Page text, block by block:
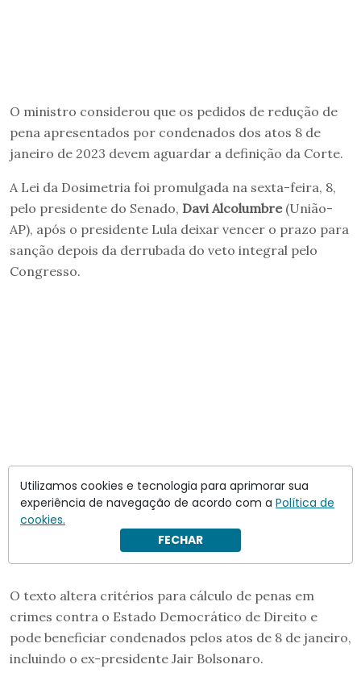
O ministro considerou que os pedidos de redução de
pena apresentados por condenados dos atos 8 de
janeiro de 2023 devem aguardar a definição da Corte.
A Lei da Dosimetria foi promulgada na sexta-feira, 8,
pelo presidente do Senado, Davi Alcolumbre(União-
AP), após o presidente Lula deixar vencer o prazo para
sanção depois da derrubada do veto integral pelo
Congresso.
O texto altera critérios para cálculo de penas em
crimes contra o Estado Democrático de Direito e
pode beneficiar condenados pelos atos de 8 de janeiro,
incluindo o ex-presidente Jair Bolsonaro.
Utilizamos cookies e tecnologia para aprimorar sua
experiência de navegação de acordo com a Política de
cookies.
FECHAR